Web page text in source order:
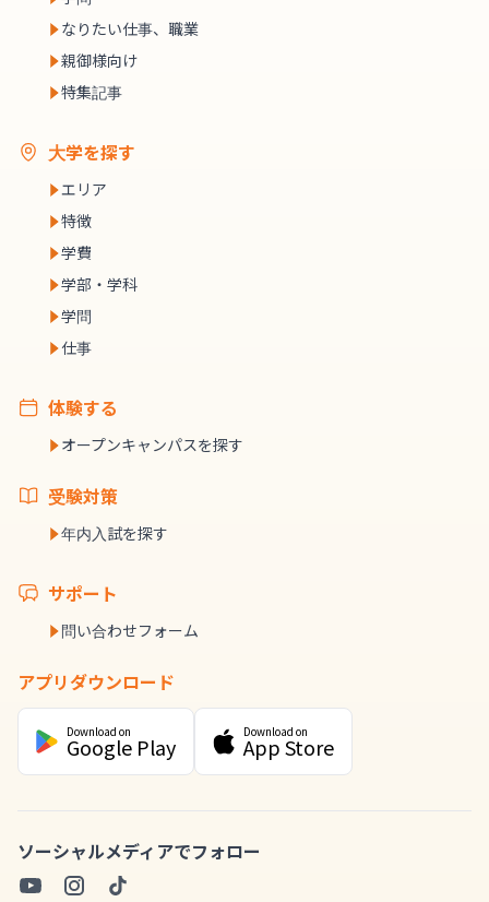
なりたい仕事、職業
親御様向け
特集記事
大学を探す
エリア
特徴
学費
学部・学科
学問
仕事
体験する
オープンキャンパスを探す
受験対策
年内入試を探す
サポート
問い合わせフォーム
アプリダウンロード
Download on
Google Play
Download on
App Store
ソーシャルメディアでフォロー